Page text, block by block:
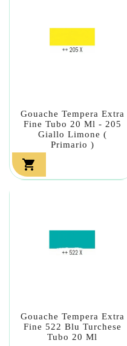
Gouache Tempera Extra
Fine Tubo 20 Ml - 205
Giallo Limone (
Primario )

Gouache Tempera Extra
Fine 522 Blu Turchese
Tubo 20 Ml